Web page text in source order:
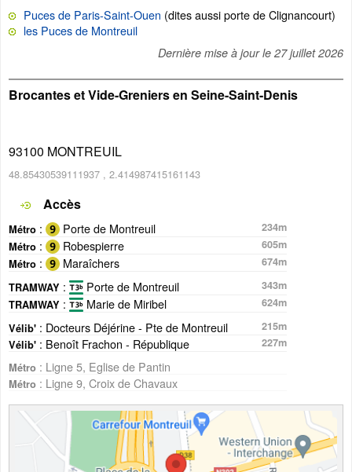
Puces de Paris-Saint-Ouen (dites aussi porte de Clignancourt)
les Puces de Montreuil
Dernière mise à jour le 27 juillet 2026
Brocantes et Vide-Greniers en Seine-Saint-Denis
93100 MONTREUIL
48.85430539111937 , 2.414987415161143
Accès
Métro : Porte de Montreuil
234m
Métro : Robespierre
605m
Métro : Maraîchers
674m
TRAMWAY : Porte de Montreuil
343m
TRAMWAY : Marie de Miribel
624m
Vélib' : Docteurs Déjérine - Pte de Montreuil
215m
Vélib' : Benoît Frachon - République
227m
Métro : Ligne 5, Eglise de Pantin
Métro : Ligne 9, Croix de Chavaux